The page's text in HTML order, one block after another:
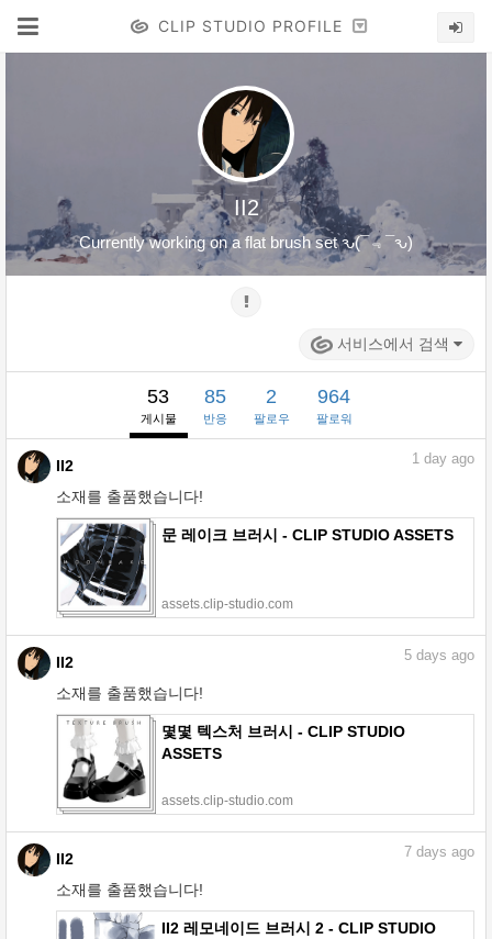
CLIP STUDIO PROFILE
II2
Currently working on a flat brush set ԅ(¯﹃¯ԅ)
서비스에서 검색
53
게시물
85
반응
2
팔로우
964
팔로워
II2
소재를 출품했습니다!
1 day ago
문 레이크 브러시 - CLIP STUDIO ASSETS
assets.clip-studio.com
II2
소재를 출품했습니다!
5 days ago
몇몇 텍스처 브러시 - CLIP STUDIO
ASSETS
assets.clip-studio.com
II2
소재를 출품했습니다!
7 days ago
II2 레모네이드 브러시 2 - CLIP STUDIO